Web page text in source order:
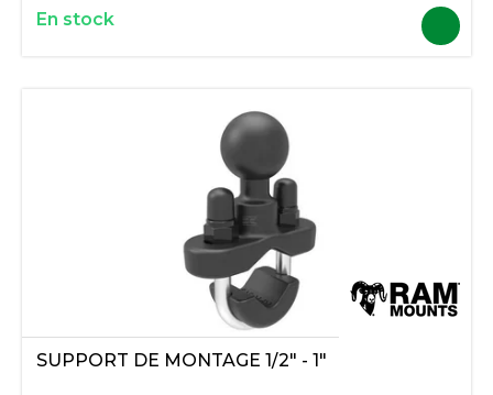
En stock
SUPPORT DE MONTAGE 1/2" - 1"